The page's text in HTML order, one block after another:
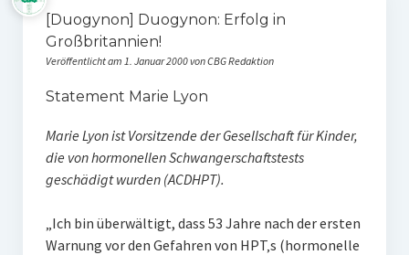
Störfälle
Jahrestagung
SPENDEN
[Duogynon] Duogynon: Erfolg in
Großbritannien!
Veröffentlicht am 1. Januar 2000 von CBG Redaktion
Statement Marie Lyon
Marie Lyon ist Vorsitzende der Gesellschaft für Kinder,
die von hormonellen Schwangerschaftstests
geschädigt wurden (ACDHPT).
„Ich bin überwältigt, dass 53 Jahre nach der ersten
Warnung vor den Gefahren von HPT‚s (hormonelle